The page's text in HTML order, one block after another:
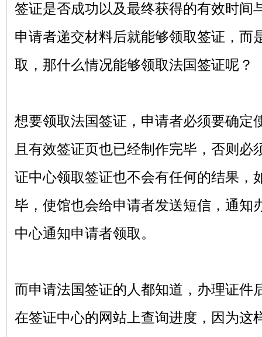
签证是否成功以及最终获得的有效时间
申请者递交材料后就能够领取签证，而
取，那什么情况能够领取法国签证呢？
想要领取法国签证，申请者必须要确定
且有效签证页也已经制作完毕，否则必
证中心领取签证也不会有任何的结果，
毕，使馆也会给申请者发送短信，通知
中心通知申请者领取。
而申请法国签证的人都知道，办理证件
在签证中心的网站上查询进度，因为这